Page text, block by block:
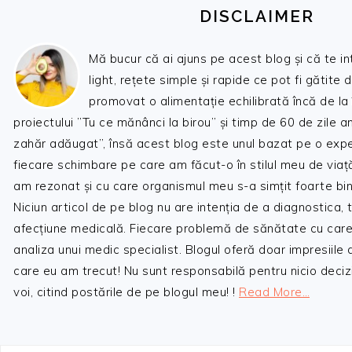
DISCLAIMER
Mă bucur că ai ajuns pe acest blog și că te
light, rețete simple și rapide ce pot fi gătite
promovat o alimentație echilibrată încă de
proiectului ”Tu ce mănânci la birou” și timp de 60 de zile
zahăr adăugat”, însă acest blog este unul bazat pe o
fiecare schimbare pe care am făcut-o în stilul meu de
am rezonat și cu care organismul meu s-a simțit foarte
Niciun articol de pe blog nu are intenția de a diagnostica,
afecțiune medicală. Fiecare problemă de sănătate cu
analiza unui medic specialist. Blogul oferă doar impresiile
care eu am trecut! Nu sunt responsabilă pentru nicio
voi, citind postările de pe blogul meu! ! Read More…